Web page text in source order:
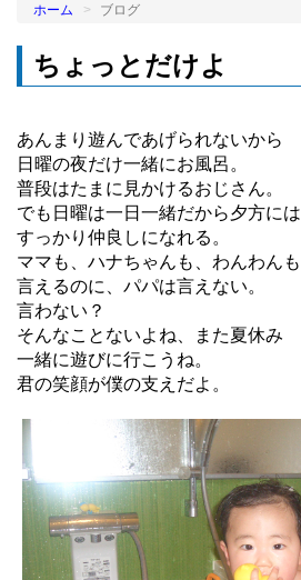
ホーム ブログ
ちょっとだけよ
あんまり遊んであげられないから
日曜の夜だけ一緒にお風呂。
普段はたまに見かけるおじさん。
でも日曜は一日一緒だから夕方には
すっかり仲良しになれる。
ママも、ハナちゃんも、わんわんも
言えるのに、パパは言えない。
言わない？
そんなことないよね、また夏休み
一緒に遊びに行こうね。
君の笑顔が僕の支えだよ。